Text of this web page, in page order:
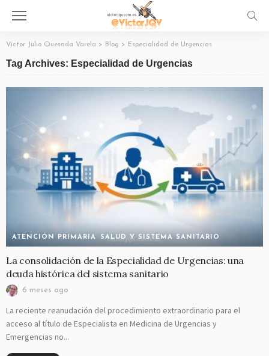
Victor Julio Quesada Varela > Blog > Especialidad de Urgencias
Tag Archives: Especialidad de Urgencias
ATENCIÓN PRIMARIA SALUD Y SISTEMA SANITARIO
La consolidación de la Especialidad de Urgencias: una
deuda histórica del sistema sanitario
6 meses ago
La reciente reanudación del procedimiento extraordinario para el
acceso al título de Especialista en Medicina de Urgencias y
Emergencias no...